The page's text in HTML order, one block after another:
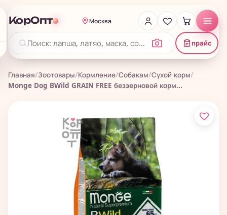
КорОпт Москва
прайс
Главная/Зоотовары/Кормление/Собакам/Сухой корм/
Monge Dog BWild GRAIN FREE беззерновой корм...